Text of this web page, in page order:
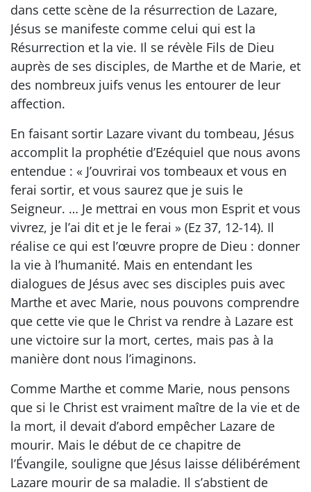
dans cette scène de la résurrection de Lazare,
Jésus se manifeste comme celui qui est la
Résurrection et la vie. Il se révèle Fils de Dieu
auprès de ses disciples, de Marthe et de Marie, et
des nombreux juifs venus les entourer de leur
affection.
En faisant sortir Lazare vivant du tombeau, Jésus
accomplit la prophétie d’Ezéquiel que nous avons
entendue : « J’ouvrirai vos tombeaux et vous en
ferai sortir, et vous saurez que je suis le
Seigneur. … Je mettrai en vous mon Esprit et vous
vivrez, je l’ai dit et je le ferai » (Ez 37, 12-14). Il
réalise ce qui est l’œuvre propre de Dieu : donner
la vie à l’humanité. Mais en entendant les
dialogues de Jésus avec ses disciples puis avec
Marthe et avec Marie, nous pouvons comprendre
que cette vie que le Christ va rendre à Lazare est
une victoire sur la mort, certes, mais pas à la
manière dont nous l’imaginons.
Comme Marthe et comme Marie, nous pensons
que si le Christ est vraiment maître de la vie et de
la mort, il devait d’abord empêcher Lazare de
mourir. Mais le début de ce chapitre de
l’Évangile, souligne que Jésus laisse délibérément
Lazare mourir de sa maladie. Il s’abstient de